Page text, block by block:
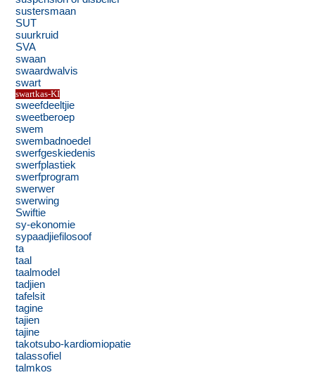
sustersmaan
SUT
suurkruid
SVA
swaan
swaardwalvis
swart
swartkas-KI
sweefdeeltjie
sweetberoep
swem
swembadnoedel
swerfgeskiedenis
swerfplastiek
swerfprogram
swerwer
swerwing
Swiftie
sy-ekonomie
sypaadjiefilosoof
ta
taal
taalmodel
tadjien
tafelsit
tagine
tajien
tajine
takotsubo-kardiomiopatie
talassofiel
talmkos